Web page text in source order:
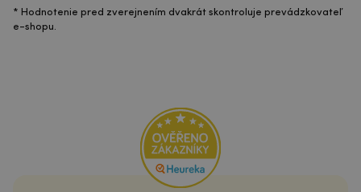
* Hodnotenie pred zverejnením dvakrát skontroluje prevádzkovateľ
e-shopu.